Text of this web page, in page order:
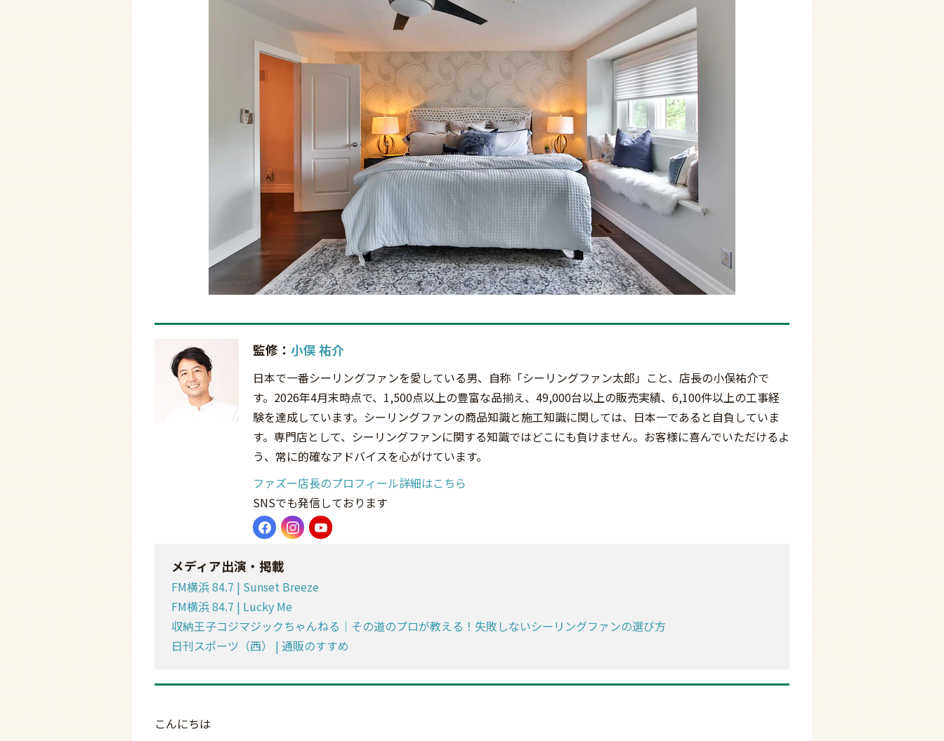
監修： 小俣 祐介
日本で一番シーリングファンを愛している男、自称「シーリングファン太郎」こと、店長の小俣祐介で
す。2026年4月末時点で、1,500点以上の豊富な品揃え、49,000台以上の販売実績、6,100件以上の工事経
験を達成しています。シーリングファンの商品知識と施工知識に関しては、日本一であると自負していま
す。専門店として、シーリングファンに関する知識ではどこにも負けません。お客様に喜んでいただけるよ
う、常に的確なアドバイスを心がけています。
ファズー店長のプロフィール詳細はこちら
SNSでも発信しております
メディア出演・掲載
FM横浜 84.7 | Sunset Breeze
FM横浜 84.7 | Lucky Me
収納王子コジマジックちゃんねる｜その道のプロが教える！失敗しないシーリングファンの選び方
日刊スポーツ（西） | 通販のすすめ
こんにちは